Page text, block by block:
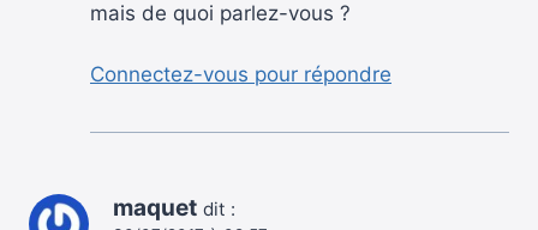
mais de quoi parlez-vous ?
Connectez-vous pour répondre
maquet dit :